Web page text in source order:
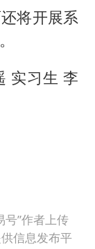
将开展系
实习生 李
号”作者上传
信息发布平